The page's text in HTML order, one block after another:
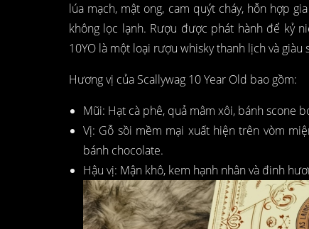
lúa mạch, mật ong, cam quýt cháy, hỗn hợp
không lọc lạnh. Rượu được phát hành để kỷ
10YO là một loại rượu whisky thanh lịch và
Hương vị của Scallywag 10 Year Old bao gồm:
Mũi: Hạt cà phê, quả mâm xôi, bánh scone
Vị: Gỗ sồi mềm mại xuất hiện trên vòm
bánh chocolate.
Hậu vị: Mận khô, kem hạnh nhân và đinh